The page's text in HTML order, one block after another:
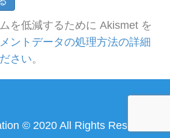
を低減するために Akismet を
ントデータの処理方法の詳細
さい。
© 2020 All Rights Reserved.